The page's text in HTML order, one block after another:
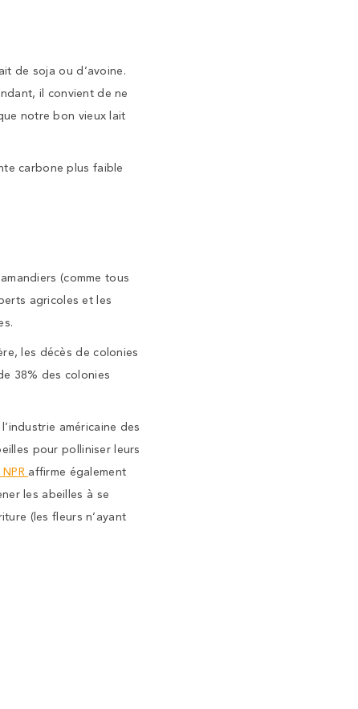
de soja ou d’avoine.
il convient de ne
notre bon vieux lait
carbone plus faible
(comme tous
agricoles et les
les décès de colonies
38% des colonies
américaine des
pour polliniser leurs
affirme également
les abeilles à se
(les fleurs n’ayant